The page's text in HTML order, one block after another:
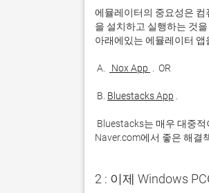
에뮬레이터의 중요성은
을 설치하고 실행하는 것
A. Nox App
B. Bluestacks App
Naver.com에서 좋은 해결
2 : 이제 Windows